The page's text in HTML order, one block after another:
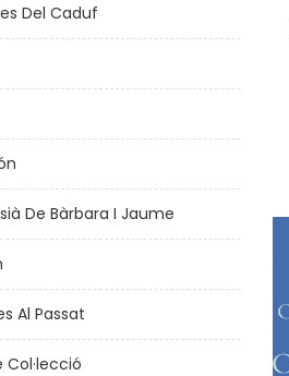
Del Caduf
De Bàrbara I Jaume
Al Passat
Col·lecció